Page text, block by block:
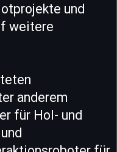
und
weitere
anderem
für Hol- und